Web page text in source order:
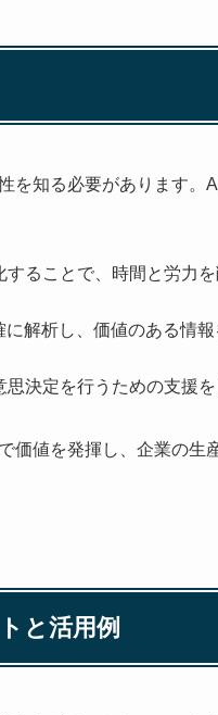
を知る必要があります。
ることで、時間と労力を
解析し、価値のある情報
決定を行うための支援を
価値を発揮し、企業の生
と活用例